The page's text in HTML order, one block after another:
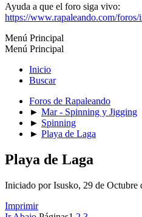
Ayuda a que el foro siga vivo:
https://www.rapaleando.com/
Menú Principal
Menú Principal
Inicio
Buscar
Foros de Rapaleando
► Mar - Spinning y Jigging
► Spinning
► Playa de Laga
Playa de Laga
Iniciado por Isusko, 29 de Octubre
Imprimir